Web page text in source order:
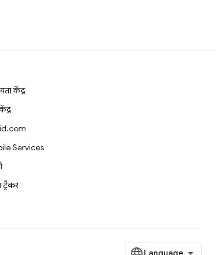
केंद्र
Services
ट्रैकर